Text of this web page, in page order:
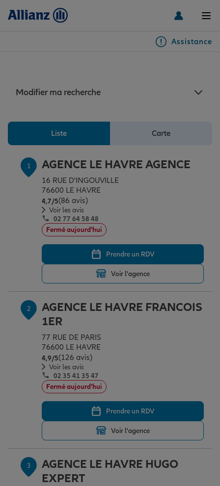
Assistance
Auto
Autres véhicules
Habitation & emprunteur
Équipements habitation
Assurance emprunteur
Santé
Prévoyance et dépendance
Assurance animal de compagnie
Famille Loisirs
Protection de la famille
Protection juridique
Épargne & retraite
Plan épargne retraite
Investissements immobiliers
Transmission
Vos projets
Changer de voiture
Départ à la retraite
Préparer l’avenir
Assurance auto
Assurance habitation
Le Pack Famille
Garantie des accidents de la vie
Professionnels
Allianz en France
Modifier ma recherche
Liste Carte
1 AGENCE LE HAVRE AGENCE
16 RUE D'INGOUVILLE
76600 LE HAVRE
4,7/5Note de 4.7 sur 5
(86 avis)
Voir les avis
02 77 64 58 48
Fermé aujourd'hui
Prendre un RDV
Voir l'agence
2
AGENCE LE HAVRE FRANCOIS
1ER
77 RUE DE PARIS
76600 LE HAVRE
4,9/5Note de 4.9 sur 5
(126 avis)
Voir les avis
02 35 41 35 47
Fermé aujourd'hui
Prendre un RDV
Voir l'agence
3
AGENCE LE HAVRE HUGO
EXPERT